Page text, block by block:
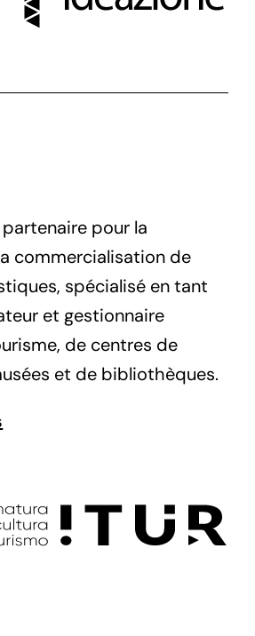
pour la
commercialisation de
spécialisé en tant
et gestionnaire
de centres de
et de bibliothèques.